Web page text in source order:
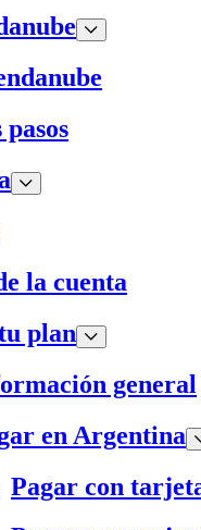
la cuenta
plan
general
en Argentina
Pagar con